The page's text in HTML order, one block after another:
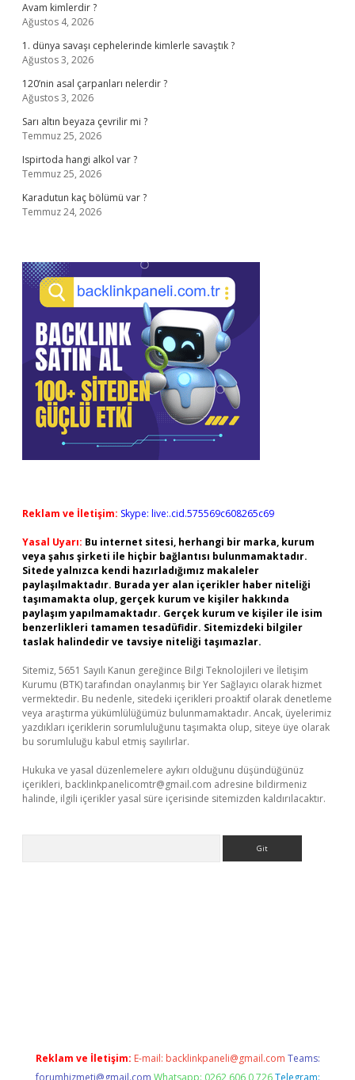
Avam kimlerdir ?
Ağustos 4, 2026
1. dünya savaşı cephelerinde kimlerle savaştık ?
Ağustos 3, 2026
120’nin asal çarpanları nelerdir ?
Ağustos 3, 2026
Sarı altın beyaza çevrilir mi ?
Temmuz 25, 2026
Ispirtoda hangi alkol var ?
Temmuz 25, 2026
Karadutun kaç bölümü var ?
Temmuz 24, 2026
Reklam ve İletişim: Skype: live:.cid.575569c608265c69
Yasal Uyarı: Bu internet sitesi, herhangi bir marka, kurum
veya şahıs şirketi ile hiçbir bağlantısı bulunmamaktadır.
Sitede yalnızca kendi hazırladığımız makaleler
paylaşılmaktadır. Burada yer alan içerikler haber niteliği
taşımamakta olup, gerçek kurum ve kişiler hakkında
paylaşım yapılmamaktadır. Gerçek kurum ve kişiler ile isim
benzerlikleri tamamen tesadüfidir. Sitemizdeki bilgiler
taslak halindedir ve tavsiye niteliği taşımazlar.
Sitemiz, 5651 Sayılı Kanun gereğince Bilgi Teknolojileri ve İletişim
Kurumu (BTK) tarafından onaylanmış bir Yer Sağlayıcı olarak hizmet
vermektedir. Bu nedenle, sitedeki içerikleri proaktif olarak denetleme
veya araştırma yükümlülüğümüz bulunmamaktadır. Ancak, üyelerimiz
yazdıkları içeriklerin sorumluluğunu taşımakta olup, siteye üye olarak
bu sorumluluğu kabul etmiş sayılırlar.
Hukuka ve yasal düzenlemelere aykırı olduğunu düşündüğünüz
içerikleri, backlinkpanelicomtr@gmail.com adresine bildirmeniz
halinde, ilgili içerikler yasal süre içerisinde sitemizden kaldırılacaktır.
Reklam ve İletişim: E-mail: backlinkpaneli@gmail.com Teams:
forumhizmeti@gmail.com Whatsapp: 0262 606 0 726 Telegram: